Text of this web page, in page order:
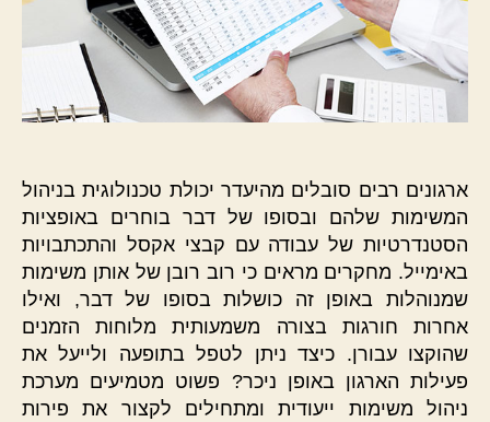
ארגונים רבים סובלים מהיעדר יכולת טכנולוגית בניהול
המשימות שלהם ובסופו של דבר בוחרים באופציות
הסטנדרטיות של עבודה עם קבצי אקסל והתכתבויות
באימייל. מחקרים מראים כי רוב רובן של אותן משימות
שמנוהלות באופן זה כושלות בסופו של דבר, ואילו
אחרות חורגות בצורה משמעותית מלוחות הזמנים
שהוקצו עבורן. כיצד ניתן לטפל בתופעה ולייעל את
פעילות הארגון באופן ניכר? פשוט מטמיעים מערכת
ניהול משימות ייעודית ומתחילים לקצור את פירות